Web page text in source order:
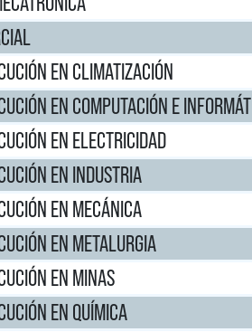
EN CLIMATIZACIÓN
EN COMPUTACIÓN E
EN ELECTRICIDAD
EN INDUSTRIA
EN MECÁNICA
EN METALURGIA
EN MINAS
EN QUÍMICA